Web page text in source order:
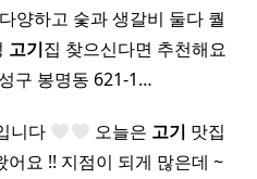
양하고 숯과 생갈비 둘다 퀄
고기집 찾으신다면 추천해요
구 봉명동 621-1…
니다 오늘은 고기 맛집
요 !! 지점이 되게 많은데 ~